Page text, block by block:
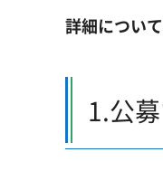
詳細につい
1.公